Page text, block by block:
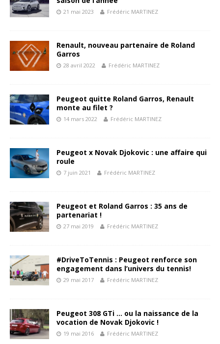
21 mai 2023 Frédéric MARTINEZ
Renault, nouveau partenaire de Roland
Garros
28 avril 2022 Frédéric MARTINEZ
Peugeot quitte Roland Garros, Renault
monte au filet ?
14 mars 2022 Frédéric MARTINEZ
Peugeot x Novak Djokovic : une affaire qui
roule
7 juin 2021 Frédéric MARTINEZ
Peugeot et Roland Garros : 35 ans de
partenariat !
27 mai 2019 Frédéric MARTINEZ
#DriveToTennis : Peugeot renforce son
engagement dans l’univers du tennis!
29 mai 2017 Frédéric MARTINEZ
Peugeot 308 GTi … ou la naissance de la
vocation de Novak Djokovic !
19 mai 2016 Frédéric MARTINEZ